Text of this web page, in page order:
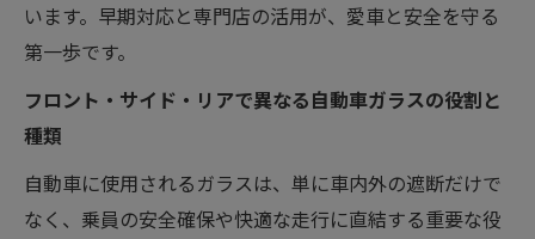
います。早期対応と専門店の活用が、愛車と安全を守る
第一歩です。
フロント・サイド・リアで異なる自動車ガラスの役割と
種類
自動車に使用されるガラスは、単に車内外の遮断だけで
なく、乗員の安全確保や快適な走行に直結する重要な役